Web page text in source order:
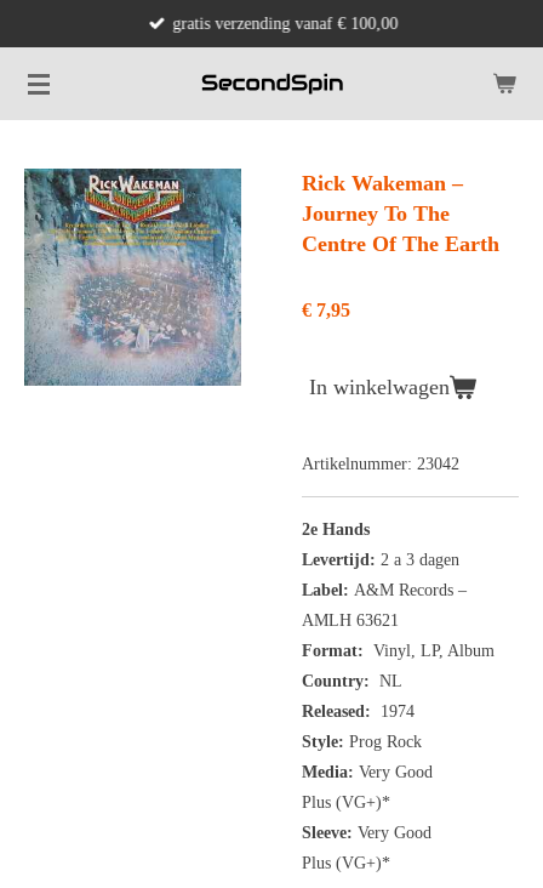
naar
de
gratis verzending vanaf € 100,00
Rick Wakeman ‎–
Journey To The
Centre Of The Earth
€ 7,95
In winkelwagen
Artikelnummer: 23042
2e Hands
Levertijd: 2 a 3 dagen
Label: A&M Records ‎–
AMLH 63621
Format: Vinyl, LP, Album
Country: NL
Released: 1974
Style: Prog Rock
Media: Very Good
Plus (VG+)*
Sleeve: Very Good
Plus (VG+)*